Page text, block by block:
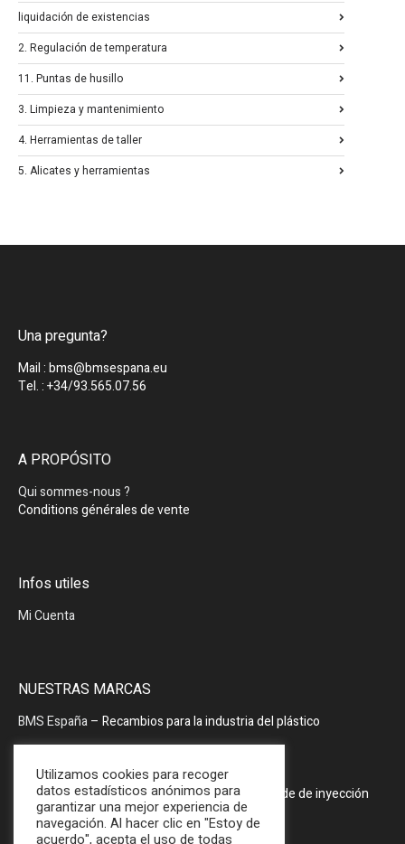
liquidación de existencias
2. Regulación de temperatura
11. Puntas de husillo
3. Limpieza y mantenimiento
4. Herramientas de taller
5. Alicates y herramientas
Una pregunta?
Mail : bms@bmsespana.eu
Tel. : +34/93.565.07.56
A PROPÓSITO
Qui sommes-nous ?
Conditions générales de vente
Infos utiles
Mi Cuenta
NUESTRAS MARCAS
BMS España– Recambios para la industria del plástico
PRODOPTIM– Mesa de mantenimiento de molde de inyección
Utilizamos cookies para recoger
datos estadísticos anónimos para
garantizar una mejor experiencia de
navegación. Al hacer clic en "Estoy de
acuerdo", acepta el uso de todas